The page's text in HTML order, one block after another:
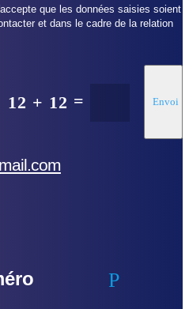
que les données saisies soient
et dans le cadre de la relation
12 + 12 = Envoi